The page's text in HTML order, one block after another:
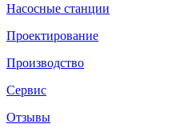
Насосные станции
Проектирование
Производство
Сервис
Отзывы